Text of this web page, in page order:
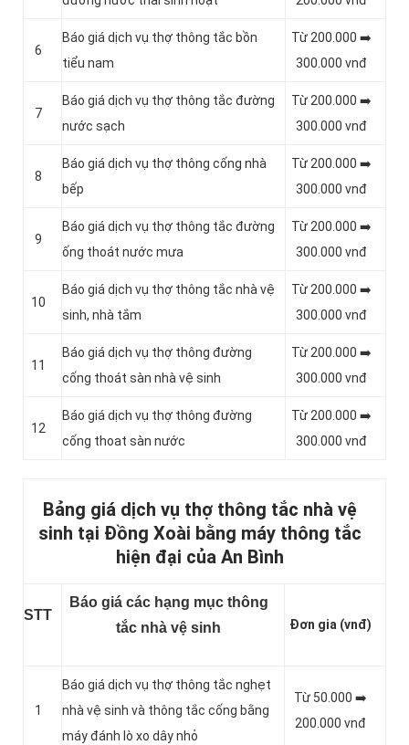
6
Báo giá dịch vụ thợ thông tắc bồn
tiểu nam
Từ 200.000 ➡️
300.000 vnđ
7
Báo giá dịch vụ thợ thông tắc đường
nước sạch
Từ 200.000 ➡️
300.000 vnđ
8
Báo giá dịch vụ thợ thông cống nhà
bếp
Từ 200.000 ➡️
300.000 vnđ
9
Báo giá dịch vụ thợ thông tắc đường
ống thoát nước mưa
Từ 200.000 ➡️
300.000 vnđ
10
Báo giá dịch vụ thợ thông tắc nhà vệ
sinh, nhà tắm
Từ 200.000 ➡️
300.000 vnđ
11
Báo giá dịch vụ thợ thông đường
cống thoát sàn nhà vệ sinh
Từ 200.000 ➡️
300.000 vnđ
12
Báo giá dịch vụ thợ thông đường
cống thoat sàn nước
Từ 200.000 ➡️
300.000 vnđ
Bảng giá dịch vụ thợ thông tắc nhà vệ
sinh tại Đồng Xoài bằng máy thông tắc
hiện đại của An Bình
STT
Báo giá các hạng mục thông
tắc nhà vệ sinh
Đơn gia (vnđ)
1
Báo giá dịch vụ thợ thông tắc nghẹt
nhà vệ sinh và thông tắc cống bằng
máy đánh lò xo dây nhỏ
Từ 50.000 ➡️
200.000 vnđ